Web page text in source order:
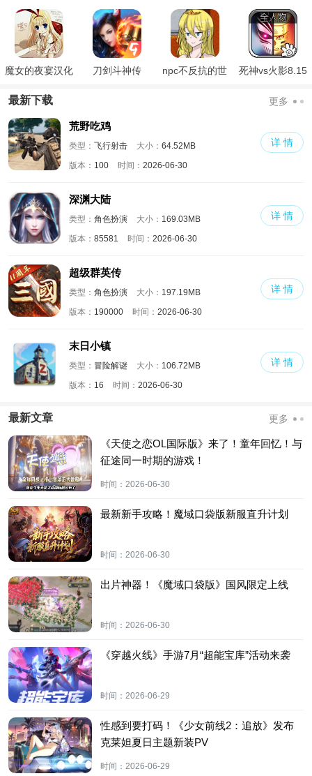
魔女的夜宴汉化
刀剑斗神传
npc不反抗的世
死神vs火影8.15
最新下载 更多
荒野吃鸡
类型： 飞行射击 大小： 64.52MB
版本： 100 时间： 2026-06-30
详 情
深渊大陆
类型： 角色扮演 大小： 169.03MB
版本： 85581 时间： 2026-06-30
详 情
超级群英传
类型： 角色扮演 大小： 197.19MB
版本： 190000 时间： 2026-06-30
详 情
末日小镇
类型： 冒险解谜 大小： 106.72MB
版本： 16 时间： 2026-06-30
详 情
最新文章 更多
《天使之恋OL国际版》来了！童年回忆！与
征途同一时期的游戏！
时间： 2026-06-30
最新新手攻略！魔域口袋版新服直升计划
时间： 2026-06-30
出片神器！《魔域口袋版》国风限定上线
时间： 2026-06-30
《穿越火线》手游7月“超能宝库”活动来袭
时间： 2026-06-29
性感到要打码！《少女前线2：追放》发布
克莱妲夏日主题新装PV
时间： 2026-06-29